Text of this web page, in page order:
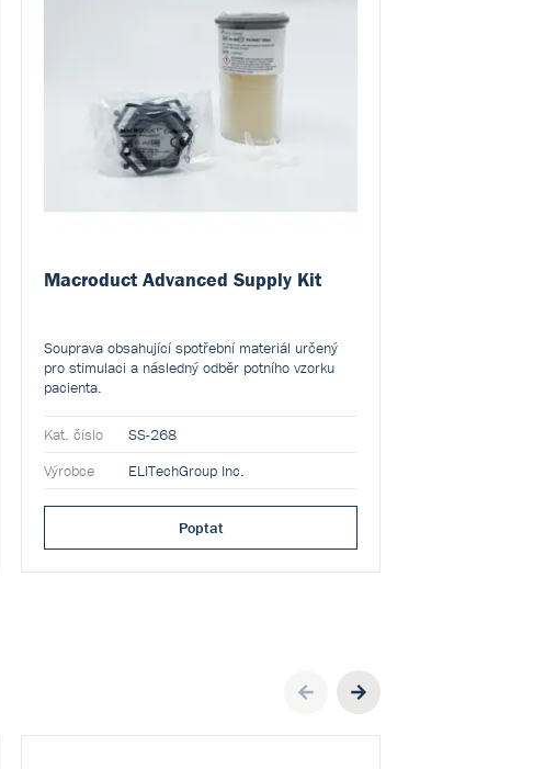
Macroduct Advanced Supply Kit
Souprava obsahující spotřební materiál určený
pro stimulaci a následný odběr potního vzorku
pacienta.
Kat. číslo
SS-268
Výrobce
ELITechGroup Inc.
Poptat